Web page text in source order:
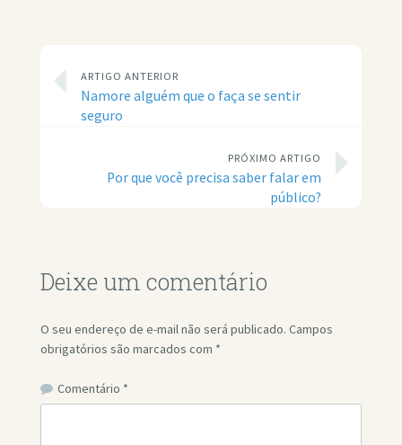
ARTIGO ANTERIOR
Namore alguém que o faça se sentir
seguro
PRÓXIMO ARTIGO
Por que você precisa saber falar em
público?
Deixe um comentário
O seu endereço de e-mail não será publicado. Campos
obrigatórios são marcados com *
Comentário *